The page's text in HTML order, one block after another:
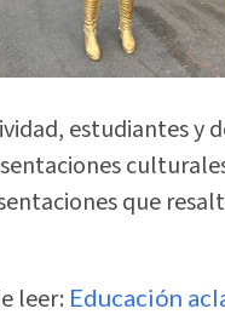
estudiantes y
que
leer: Educación